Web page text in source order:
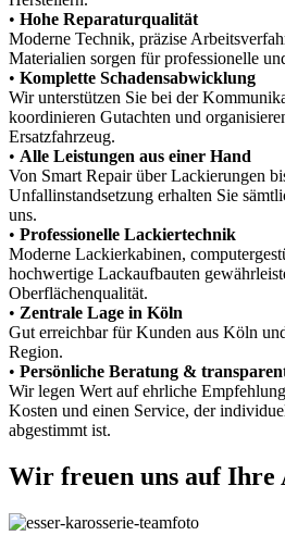
• Hohe Reparaturqualität
Moderne Technik, präzise
Materialien sorgen für professionelle
• Komplette Schadensabwicklung
Wir unterstützen Sie bei der
koordinieren Gutachten und
Ersatzfahrzeug.
• Alle Leistungen aus einer Hand
Von Smart Repair über Lackierungen
Unfallinstandsetzung erhalten Sie
uns.
• Professionelle Lackiertechnik
Moderne Lackierkabinen,
hochwertige Lackaufbauten
Oberflächenqualität.
• Zentrale Lage in Köln
Gut erreichbar für Kunden aus Köln
Region.
• Persönliche Beratung &
Wir legen Wert auf ehrliche
Kosten und einen Service, der
abgestimmt ist.
Wir freuen uns auf Ihre